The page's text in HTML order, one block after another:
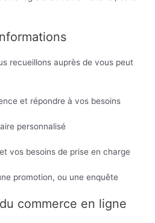
recueillons auprès de vous peut
et répondre à vos besoins
personnalisé
vos besoins de prise en charge
promotion, ou une enquête
commerce en ligne